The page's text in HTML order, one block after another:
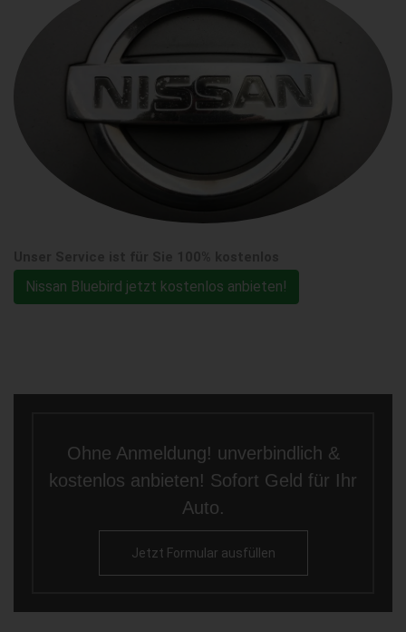
Nissan Bluebird jetzt kostenlos anbieten!
Ohne Anmeldung! unverbindlich &
kostenlos anbieten! Sofort Geld für Ihr
Auto.
Jetzt Formular ausfüllen